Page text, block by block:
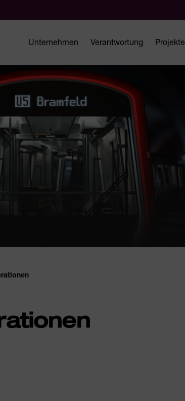
Unternehmen Verantwortung Projekte